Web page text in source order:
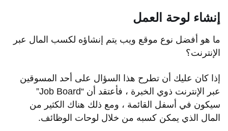
إنشاء لوحة العمل
ما هو أفضل نوع موقع ويب يتم إنشاؤه لكسب المال عبر
الإنترنت؟
إذا كان عليك أن تطرح هذا السؤال على أحد المسوقين
عبر الإنترنت ذوي الخبرة ، فأعتقد أن “Job Board”
سيكون في أسفل القائمة ، ومع ذلك هناك الكثير من
المال الذي يمكن كسبه من خلال لوحات الوظائف.